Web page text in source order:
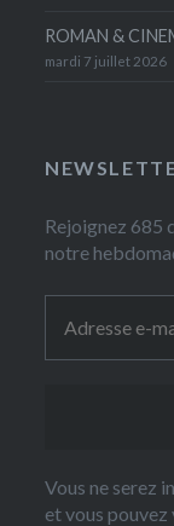
ROMAN &
mardi 7 juillet 2026
Rejoignez 685
notre
Vous ne serez
et vous